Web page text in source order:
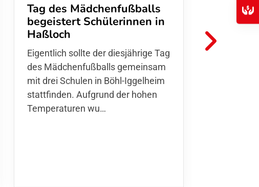
Tag des Mädchenfußballs
begeistert Schülerinnen in
Haßloch
Eigentlich sollte der diesjährige Tag
des Mädchenfußballs gemeinsam
mit drei Schulen in Böhl-Iggelheim
stattfinden. Aufgrund der hohen
Temperaturen wu…
Danke
FFC
Hoffmann